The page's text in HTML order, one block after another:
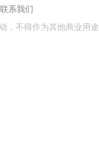
联系我们
，不得作为其他商业用